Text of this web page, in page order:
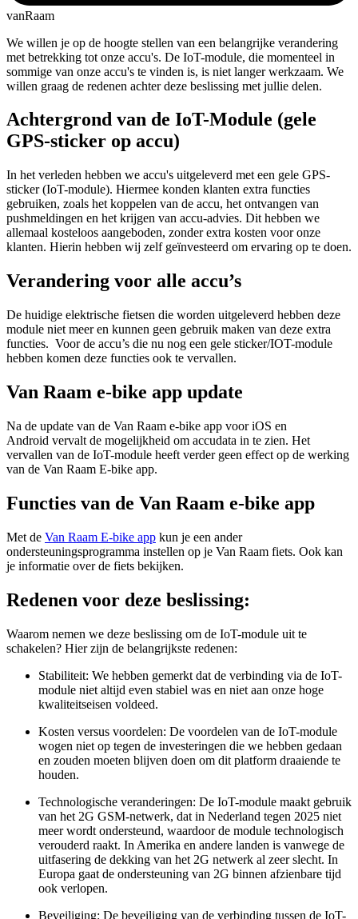
vanRaam
We willen je op de hoogte stellen van een belangrijke verandering
met betrekking tot onze accu's. De IoT-module, die momenteel in
sommige van onze accu's te vinden is, is niet langer werkzaam. We
willen graag de redenen achter deze beslissing met jullie delen.
Achtergrond van de IoT-Module (gele
GPS-sticker op accu)
In het verleden hebben we accu's uitgeleverd met een gele GPS-
sticker (IoT-module). Hiermee konden klanten extra functies
gebruiken, zoals het koppelen van de accu, het ontvangen van
pushmeldingen en het krijgen van accu-advies. Dit hebben we
allemaal kosteloos aangeboden, zonder extra kosten voor onze
klanten. Hierin hebben wij zelf geïnvesteerd om ervaring op te doen.
Verandering voor alle accu’s
De huidige elektrische fietsen die worden uitgeleverd hebben deze
module niet meer en kunnen geen gebruik maken van deze extra
functies. Voor de accu’s die nu nog een gele sticker/IOT-module
hebben komen deze functies ook te vervallen.
Van Raam e-bike app update
Na de update van de Van Raam e-bike app voor iOS en
Android vervalt de mogelijkheid om accudata in te zien. Het
vervallen van de IoT-module heeft verder geen effect op de werking
van de Van Raam E-bike app.
Functies van de Van Raam e-bike app
Met de Van Raam E-bike app kun je een ander
ondersteuningsprogramma instellen op je Van Raam fiets. Ook kan
je informatie over de fiets bekijken.
Redenen voor deze beslissing:
Waarom nemen we deze beslissing om de IoT-module uit te
schakelen? Hier zijn de belangrijkste redenen:
Stabiliteit: We hebben gemerkt dat de verbinding via de IoT-
module niet altijd even stabiel was en niet aan onze hoge
kwaliteitseisen voldeed.
Kosten versus voordelen: De voordelen van de IoT-module
wogen niet op tegen de investeringen die we hebben gedaan
en zouden moeten blijven doen om dit platform draaiende te
houden.
Technologische veranderingen: De IoT-module maakt gebruik
van het 2G GSM-netwerk, dat in Nederland tegen 2025 niet
meer wordt ondersteund, waardoor de module technologisch
verouderd raakt. In Amerika en andere landen is vanwege de
uitfasering de dekking van het 2G netwerk al zeer slecht. In
Europa gaat de ondersteuning van 2G binnen afzienbare tijd
ook verlopen.
Beveiliging: De beveiliging van de verbinding tussen de IoT-